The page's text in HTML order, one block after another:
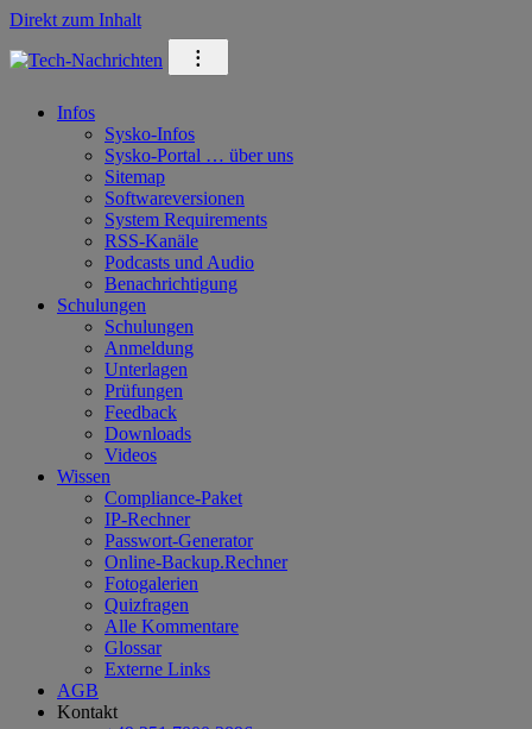
Direkt zum Inhalt
⁝
Infos
Sysko-Infos
Sysko-Portal … über uns
Sitemap
Softwareversionen
System Requirements
RSS-Kanäle
Podcasts und Audio
Benachrichtigung
Schulungen
Schulungen
Anmeldung
Unterlagen
Prüfungen
Feedback
Downloads
Videos
Wissen
Compliance-Paket
IP-Rechner
Passwort-Generator
Online-Backup.Rechner
Fotogalerien
Quizfragen
Alle Kommentare
Glossar
Externe Links
AGB
Kontakt